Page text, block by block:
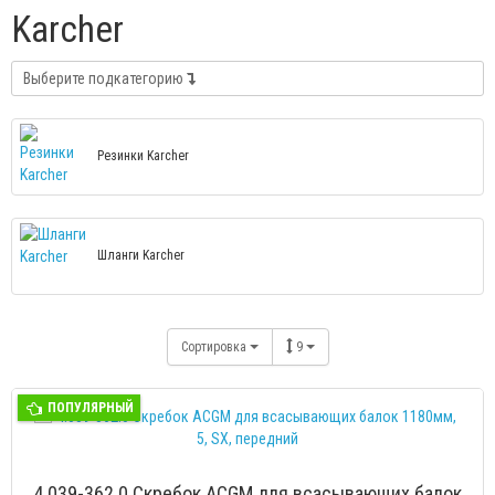
Karcher
Выберите подкатегорию
Резинки Karcher
Шланги Karcher
Сортировка 9
ПОПУЛЯРНЫЙ